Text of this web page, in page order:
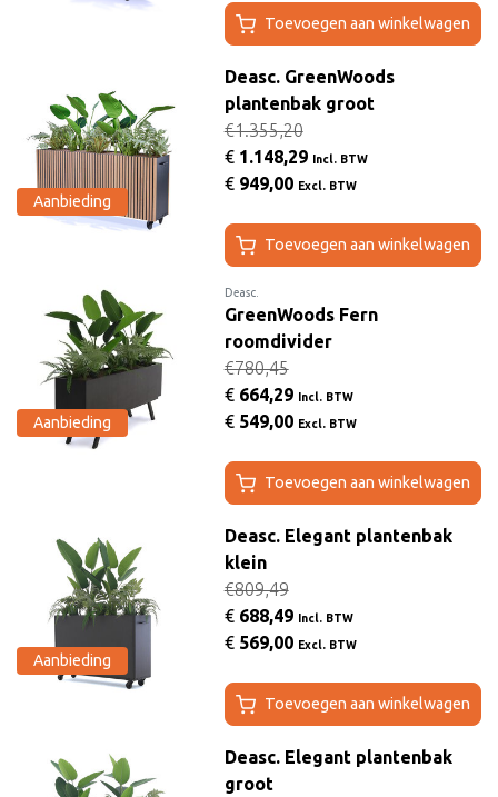
Toevoegen aan winkelwagen
Aanbieding
Deasc. GreenWoods
plantenbak groot
€1.355,20
€ 1.148,29 Incl. BTW
€ 949,00 Excl. BTW
Toevoegen aan winkelwagen
Aanbieding
Deasc.
GreenWoods Fern
roomdivider
€780,45
€ 664,29 Incl. BTW
€ 549,00 Excl. BTW
Toevoegen aan winkelwagen
Aanbieding
Deasc. Elegant plantenbak
klein
€809,49
€ 688,49 Incl. BTW
€ 569,00 Excl. BTW
Toevoegen aan winkelwagen
Deasc. Elegant plantenbak
groot